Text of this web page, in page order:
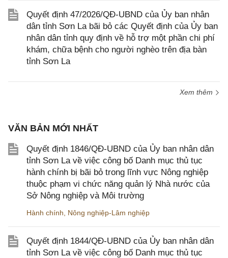
Quyết định 47/2026/QĐ-UBND của Ủy ban nhân
dân tỉnh Sơn La bãi bỏ các Quyết định của Ủy ban
nhân dân tỉnh quy định về hỗ trợ một phần chi phí
khám, chữa bệnh cho người nghèo trên địa bàn
tỉnh Sơn La
Xem thêm
VĂN BẢN MỚI NHẤT
Quyết định 1846/QĐ-UBND của Ủy ban nhân dân
tỉnh Sơn La về việc công bố Danh mục thủ tục
hành chính bị bãi bỏ trong lĩnh vực Nông nghiệp
thuộc phạm vi chức năng quản lý Nhà nước của
Sở Nông nghiệp và Môi trường
Hành chính Nông nghiệp-Lâm nghiệp
Quyết định 1844/QĐ-UBND của Ủy ban nhân dân
tỉnh Sơn La về việc công bố Danh mục thủ tục